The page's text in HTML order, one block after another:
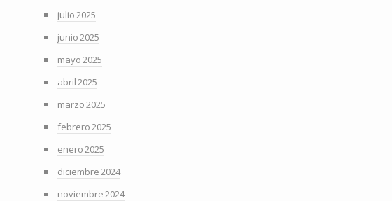
julio 2025
junio 2025
mayo 2025
abril 2025
marzo 2025
febrero 2025
enero 2025
diciembre 2024
noviembre 2024